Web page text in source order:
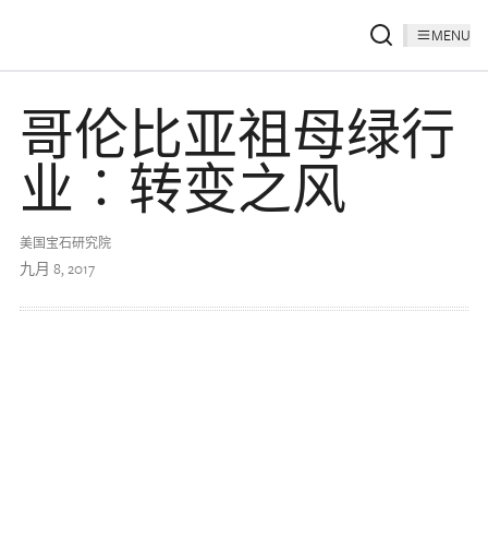
MENU
哥伦比亚祖母绿行
业︰转变之风
美国宝石研究院
九月 8, 2017